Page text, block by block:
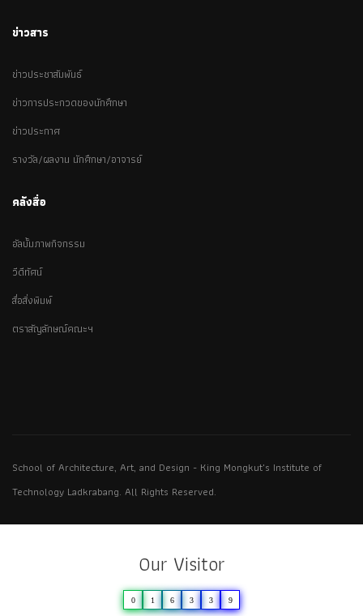
ข่าวสาร
ข่าวประชาสัมพันธ์
ข่าวการประกวดของนักศึกษา
ข่าวประกาศ
รางวัล/ผลงาน นักศึกษา/อาจารย์
คลังสื่อ
อัลบั้มภาพกิจกรรม
วีดีทัศน์
สื่อสิ่งพิมพ์
ตราสัญลักษณ์คณะฯ
School of Architecture, Art, and Design - King Mongkut's Institute of
Technology Ladkrabang. All Rights Reserved.
Our Visitor
0 1 6 3 3 9